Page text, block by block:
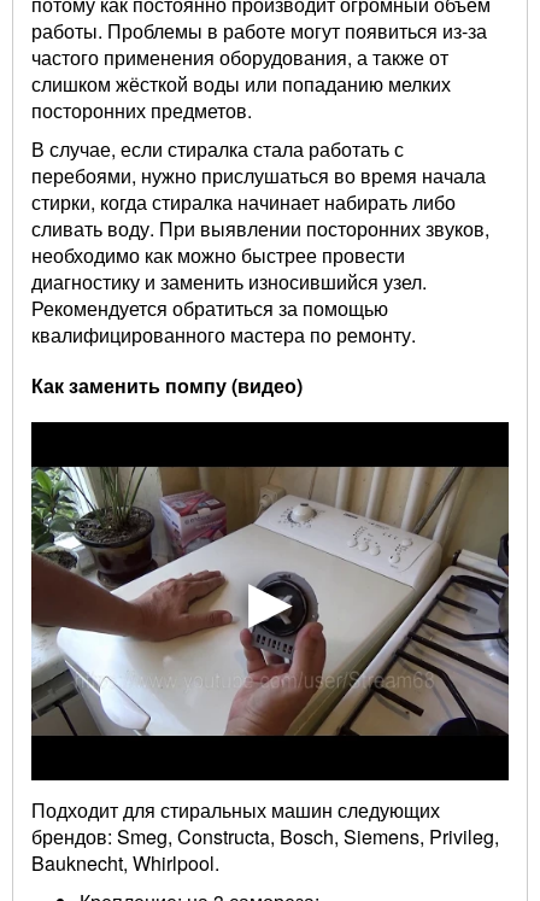
работы. Проблемы в работе могут появиться из-за
частого применения оборудования, а также от
слишком жёсткой воды или попаданию мелких
посторонних предметов.
В случае, если стиралка стала работать с
перебоями, нужно прислушаться во время начала
стирки, когда стиралка начинает набирать либо
сливать воду. При выявлении посторонних звуков,
необходимо как можно быстрее провести
диагностику и заменить износившийся узел.
Рекомендуется обратиться за помощью
квалифицированного мастера по ремонту.
Как заменить помпу (видео)
Подходит для стиральных машин следующих
брендов: Smeg, Constructa, Bosch, Siemens, Privileg,
Bauknecht, Whirlpool.